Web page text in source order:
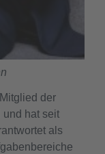
der
und hat seit
als